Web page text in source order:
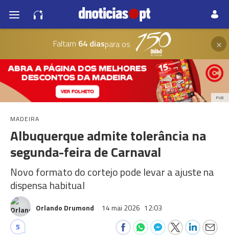
Faltam 64 diaspara os ×
PUB
MADEIRA
Albuquerque admite tolerância na
segunda-feira de Carnaval
Novo formato do cortejo pode levar a ajuste na
dispensa habitual
Orlando Drumond 14 mai 2026 12:03
5